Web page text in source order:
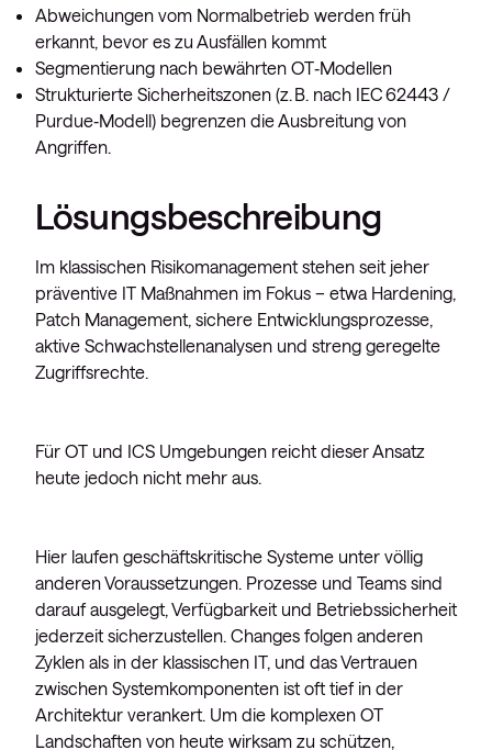
Abweichungen vom Normalbetrieb werden früh
erkannt, bevor es zu Ausfällen kommt
Segmentierung nach bewährten OT‑Modellen
Strukturierte Sicherheitszonen (z. B. nach IEC 62443 /
Purdue‑Modell) begrenzen die Ausbreitung von
Angriffen.
Lösungsbeschreibung
Im klassischen Risikomanagement stehen seit jeher
präventive IT Maßnahmen im Fokus – etwa Hardening,
Patch Management, sichere Entwicklungsprozesse,
aktive Schwachstellenanalysen und streng geregelte
Zugriffsrechte.
Für OT und ICS Umgebungen reicht dieser Ansatz
heute jedoch nicht mehr aus.
Hier laufen geschäftskritische Systeme unter völlig
anderen Voraussetzungen. Prozesse und Teams sind
darauf ausgelegt, Verfügbarkeit und Betriebssicherheit
jederzeit sicherzustellen. Changes folgen anderen
Zyklen als in der klassischen IT, und das Vertrauen
zwischen Systemkomponenten ist oft tief in der
Architektur verankert. Um die komplexen OT
Landschaften von heute wirksam zu schützen,